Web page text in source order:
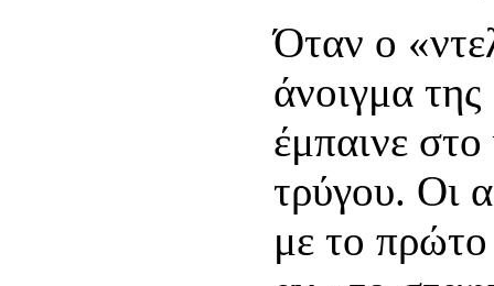
Όταν ο
άνοιγμα
έμπαινε
τρύγου. Οι
με το